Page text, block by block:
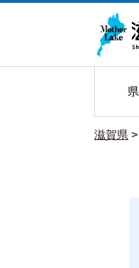
滋賀県 >